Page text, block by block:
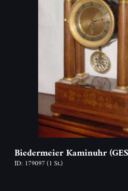
Biedermeier Kaminuhr
ID: 179097(1 St.)